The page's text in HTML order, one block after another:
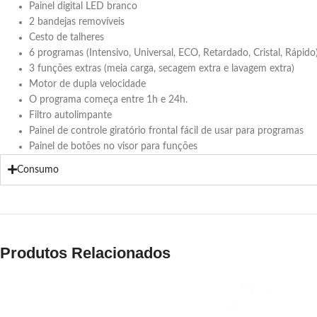
Painel digital LED branco
2 bandejas removíveis
Cesto de talheres
6 programas (Intensivo, Universal, ECO, Retardado, Cristal,
3 funções extras (meia carga, secagem extra e lavagem extra)
Motor de dupla velocidade
O programa começa entre 1h e 24h.
Filtro autolimpante
Painel de controle giratório frontal fácil de usar para programas
Painel de botões no visor para funções
Consumo
Produtos Relacionados